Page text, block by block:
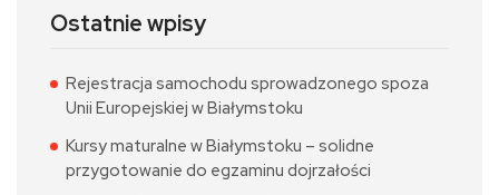
Ostatnie wpisy
Rejestracja samochodu sprowadzonego spoza
Unii Europejskiej w Białymstoku
Kursy maturalne w Białymstoku – solidne
przygotowanie do egzaminu dojrzałości